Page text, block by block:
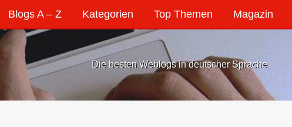
Blogs A – Z Kategorien Top Themen Magazin
Die besten Weblogs in deutscher Sprache